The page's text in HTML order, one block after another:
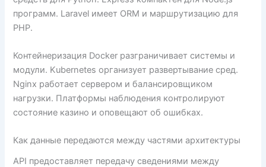
программ. Laravel имеет ORM и маршрутизацию для
PHP.
Контейнеризация Docker разграничивает системы и
модули. Kubernetes организует развертывание сред.
Nginx работает сервером и балансировщиком
нагрузки. Платформы наблюдения контролируют
состояние казино и оповещают об ошибках.
Как данные передаются между частями архитектуры
API предоставляет передачу сведениями между